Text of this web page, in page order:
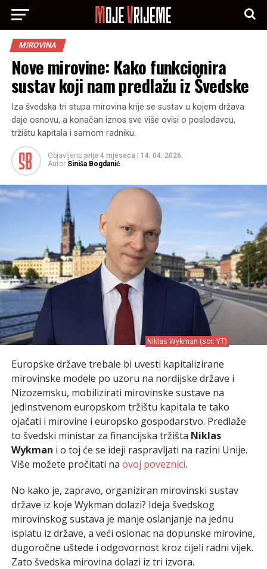
MIROVINA
Nove mirovine: Kako funkcionira
sustav koji nam predlažu iz Švedske
Iza švedska tri stupa mirovina krije se sustav u kojem država
daje osnovu, a konačan iznos sve više ovisi o poslodavcu,
tržištu kapitala i samom radniku.
Objavljeno prije 4 mjeseca
14. 04. 2026.
Autor Siniša Bogdanić
Niklas Wykman (scr: YT)
Europske države trebale bi uvesti kapitalizirane
mirovinske modele po uzoru na nordijske države i
Nizozemsku, mobilizirati mirovinske sustave na
jedinstvenom europskom tržištu kapitala te tako
ojačati i mirovine i europsko gospodarstvo. Predlaže
to švedski ministar za financijska tržišta Niklas
Wykman i o toj će se ideji raspravljati na razini Unije.
Više možete pročitati na ovoj poveznici.
No kako je, zapravo, organiziran mirovinski sustav
države iz koje Wykman dolazi? Ideja švedskog
mirovinskog sustava je manje oslanjanje na jednu
isplatu iz države, a veći oslonac na dopunske mirovine,
dugoročne uštede i odgovornost kroz cijeli radni vijek.
Zato švedska mirovina dolazi iz tri izvora.